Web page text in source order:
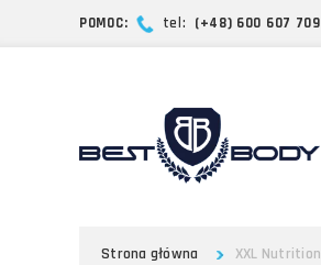
POMOC: tel: (+48) 600 607 709
Strona główna XXL Nutrition